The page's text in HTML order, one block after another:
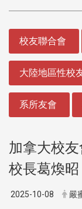
校友聯合會
大陸地區性校
系所友會
加拿大校
校長葛煥昭
2025-10-08 嚴